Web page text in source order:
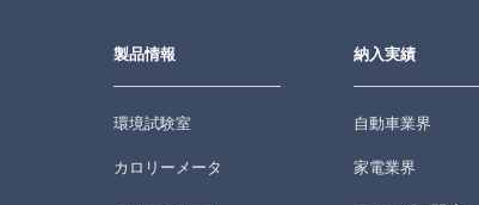
製品情報
環境試験室
カロリーメータ
納入実績
自動車業界
家電業界